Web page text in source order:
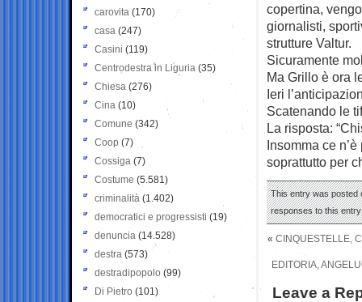
copertina,
giornalisti,
strutture Valtur.
Sicuramente
Ma Grillo è ora
Ieri
Scatenando le
La risposta:
Insomma ce
soprattutto per
This entry was posted
responses to this
« CINQUESTELLE,
EDITORIA,
Leave a
carovita (170)
casa (247)
Casini (119)
Centrodestra in Liguria (35)
Chiesa (276)
Cina (10)
Comune (342)
Coop (7)
Cossiga (7)
Costume (5.581)
criminalità (1.402)
democratici e progressisti (19)
denuncia (14.528)
destra (573)
destradipopolo (99)
Di Pietro (101)